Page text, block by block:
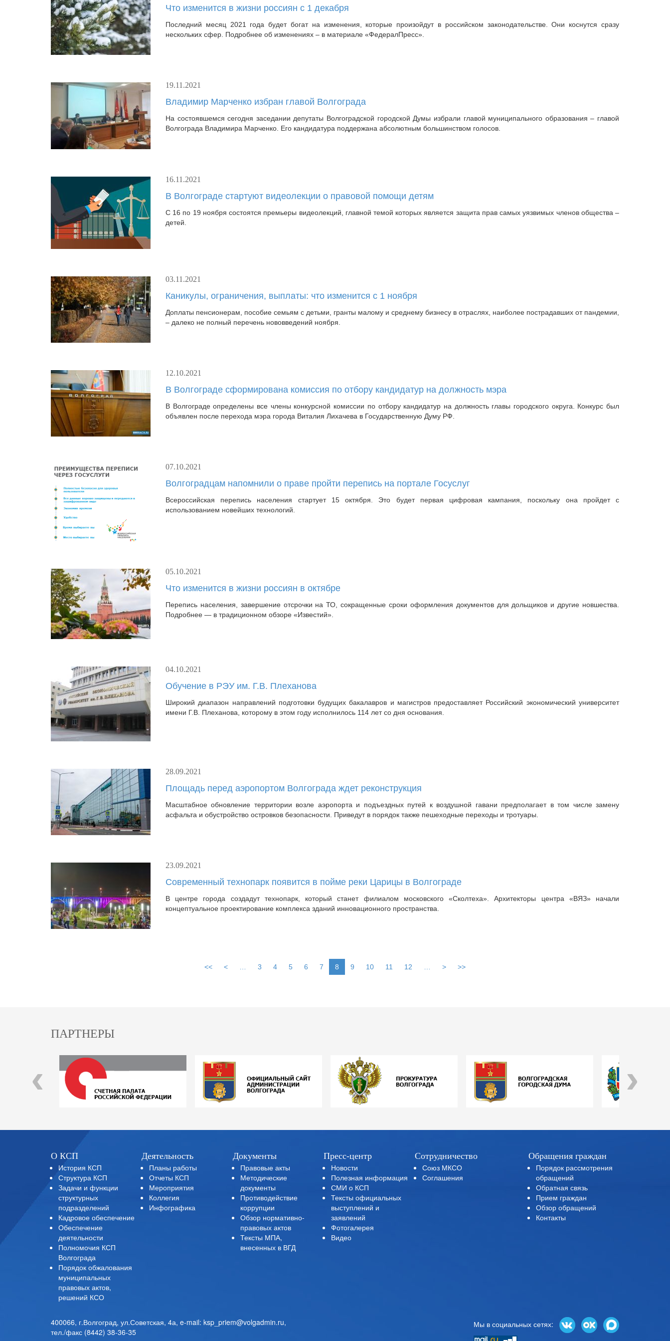
Что изменится в жизни россиян с 1 декабря
Последний месяц 2021 года будет богат на изменения, которые произойдут в российском законодательстве. Они коснутся сразу
нескольких сфер. Подробнее об изменениях – в материале «ФедералПресс».
19.11.2021
Владимир Марченко избран главой Волгограда
На состоявшемся сегодня заседании депутаты Волгоградской городской Думы избрали главой муниципального образования – главой
Волгограда Владимира Марченко. Его кандидатура поддержана абсолютным большинством голосов.
16.11.2021
В Волгограде стартуют видеолекции о правовой помощи детям
С 16 по 19 ноября состоятся премьеры видеолекций, главной темой которых является защита прав самых уязвимых членов общества –
детей.
03.11.2021
Каникулы, ограничения, выплаты: что изменится с 1 ноября
Доплаты пенсионерам, пособие семьям с детьми, гранты малому и среднему бизнесу в отраслях, наиболее пострадавших от пандемии,
– далеко не полный перечень нововведений ноября.
12.10.2021
В Волгограде сформирована комиссия по отбору кандидатур на должность мэра
В Волгограде определены все члены конкурсной комиссии по отбору кандидатур на должность главы городского округа. Конкурс был
объявлен после перехода мэра города Виталия Лихачева в Государственную Думу РФ.
07.10.2021
Волгоградцам напомнили о праве пройти перепись на портале Госуслуг
Всероссийская перепись населения стартует 15 октября. Это будет первая цифровая кампания, поскольку она пройдет с
использованием новейших технологий.
05.10.2021
Что изменится в жизни россиян в октябре
Перепись населения, завершение отсрочки на ТО, сокращенные сроки оформления документов для дольщиков и другие новшества.
Подробнее — в традиционном обзоре «Известий».
04.10.2021
Обучение в РЭУ им. Г.В. Плеханова
Широкий диапазон направлений подготовки будущих бакалавров и магистров предоставляет Российский экономический университет
имени Г.В. Плеханова, которому в этом году исполнилось 114 лет со дня основания.
28.09.2021
Площадь перед аэропортом Волгограда ждет реконструкция
Масштабное обновление территории возле аэропорта и подъездных путей к воздушной гавани предполагает в том числе замену
асфальта и обустройство островков безопасности. Приведут в порядок также пешеходные переходы и тротуары.
23.09.2021
Современный технопарк появится в пойме реки Царицы в Волгограде
В центре города создадут технопарк, который станет филиалом московского «Сколтеха». Архитекторы центра «ВЯЗ» начали
концептуальное проектирование комплекса зданий инновационного пространства.
<< < 3 4 5 6 7 8 9 10 11 12 > >>
ПАРТНЕРЫ
‹ ›
О КСП
История КСП
Структура КСП
Задачи и функции
структурных
подразделений
Кадровое обеспечение
Обеспечение
деятельности
Полномочия КСП
Волгограда
Порядок обжалования
муниципальных
правовых актов,
решений КСО
Деятельность
Планы работы
Отчеты КСП
Мероприятия
Коллегия
Инфографика
Документы
Правовые акты
Методические
документы
Противодействие
коррупции
Обзор нормативно-
правовых актов
Тексты МПА,
внесенных в ВГД
Пресс-центр
Новости
Полезная информация
СМИ о КСП
Тексты официальных
выступлений и
заявлений
Фотогалерея
Видео
Сотрудничество
Союз МКСО
Соглашения
Обращения граждан
Порядок рассмотрения
обращений
Обратная связь
Прием граждан
Обзор обращений
Контакты
400066, г.Волгоград, ул.Советская, 4а, e-mail: ksp_priem@volgadmin.ru,
тел./факс (8442) 38-36-35
Мы в социальных сетях: